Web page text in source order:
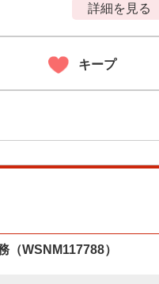
詳細を見る
キープ
WSNM117788）